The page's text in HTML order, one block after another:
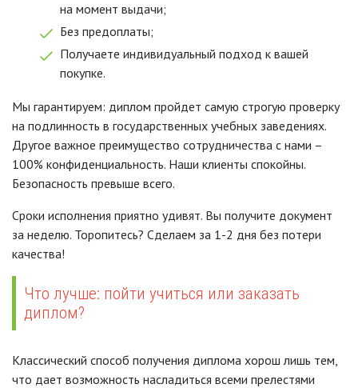
на момент выдачи;
Без предоплаты;
Получаете индивидуальный подход к вашей
покупке.
Мы гарантируем: диплом пройдет самую строгую проверку
на подлинность в государственных учебных заведениях.
Другое важное преимущество сотрудничества с нами –
100% конфиденциальность. Наши клиенты спокойны.
Безопасность превыше всего.
Сроки исполнения приятно удивят. Вы получите документ
за неделю. Торопитесь? Сделаем за 1-2 дня без потери
качества!
Что лучше: пойти учиться или заказать
диплом?
Классический способ получения диплома хорош лишь тем,
что дает возможность насладиться всеми прелестями